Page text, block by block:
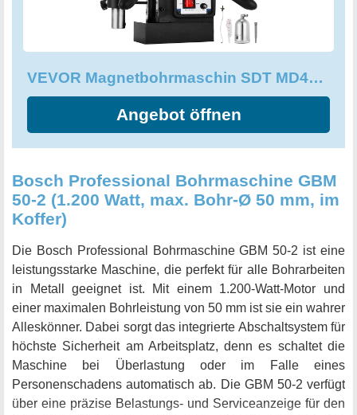
Werkzeug können Sie problemlos und schnell durch
verschiedene Materialien bohren. Bestellen Sie jetzt Ihre
und effizienter.
VEVOR Magnetbohrmaschin SDT MD40 Kernbohrmaschine 40mm Magnet
Angebot öffnen
Bosch Professional Bohrmaschine GBM
50-2 (1.200 Watt, max. Bohr-Ø 50 mm, im
Koffer)
Die Bosch Professional Bohrmaschine GBM 50-2 ist eine
leistungsstarke Maschine, die perfekt für alle Bohrarbeiten
in Metall geeignet ist. Mit einem 1.200-Watt-Motor und
einer maximalen Bohrleistung von 50 mm ist sie ein wahrer
Alleskönner. Dabei sorgt das integrierte Abschaltsystem für
höchste Sicherheit am Arbeitsplatz, denn es schaltet die
Maschine bei Überlastung oder im Falle eines
Personenschadens automatisch ab. Die GBM 50-2 verfügt
über eine präzise Belastungs- und Serviceanzeige für den